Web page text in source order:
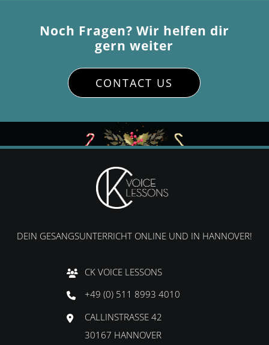
Noch Fragen? Wir helfen dir
gern weiter
CONTACT US
DEIN GESANGSUNTERRICHT ONLINE UND IN HANNOVER!
CK VOICE LESSONS
+49 (0) 511 8993 4010
CALLINSTRASSE 42
30167 HANNOVER